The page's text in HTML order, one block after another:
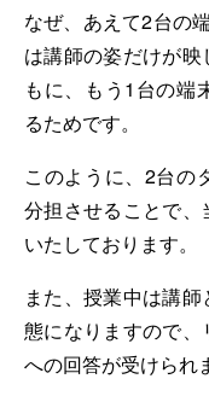
なぜ、あえて2台の
は講師の姿だけが
もに、もう1台の端
るためです。
このように、2台の
分担させることで、
いたしております。
また、授業中は講
態になりますので
への回答が受けられ